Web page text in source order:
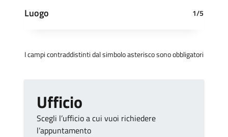
Luogo 1/5
I campi contraddistinti dal simbolo asterisco sono obbligatori
Ufficio
Scegli l’ufficio a cui vuoi richiedere
l’appuntamento